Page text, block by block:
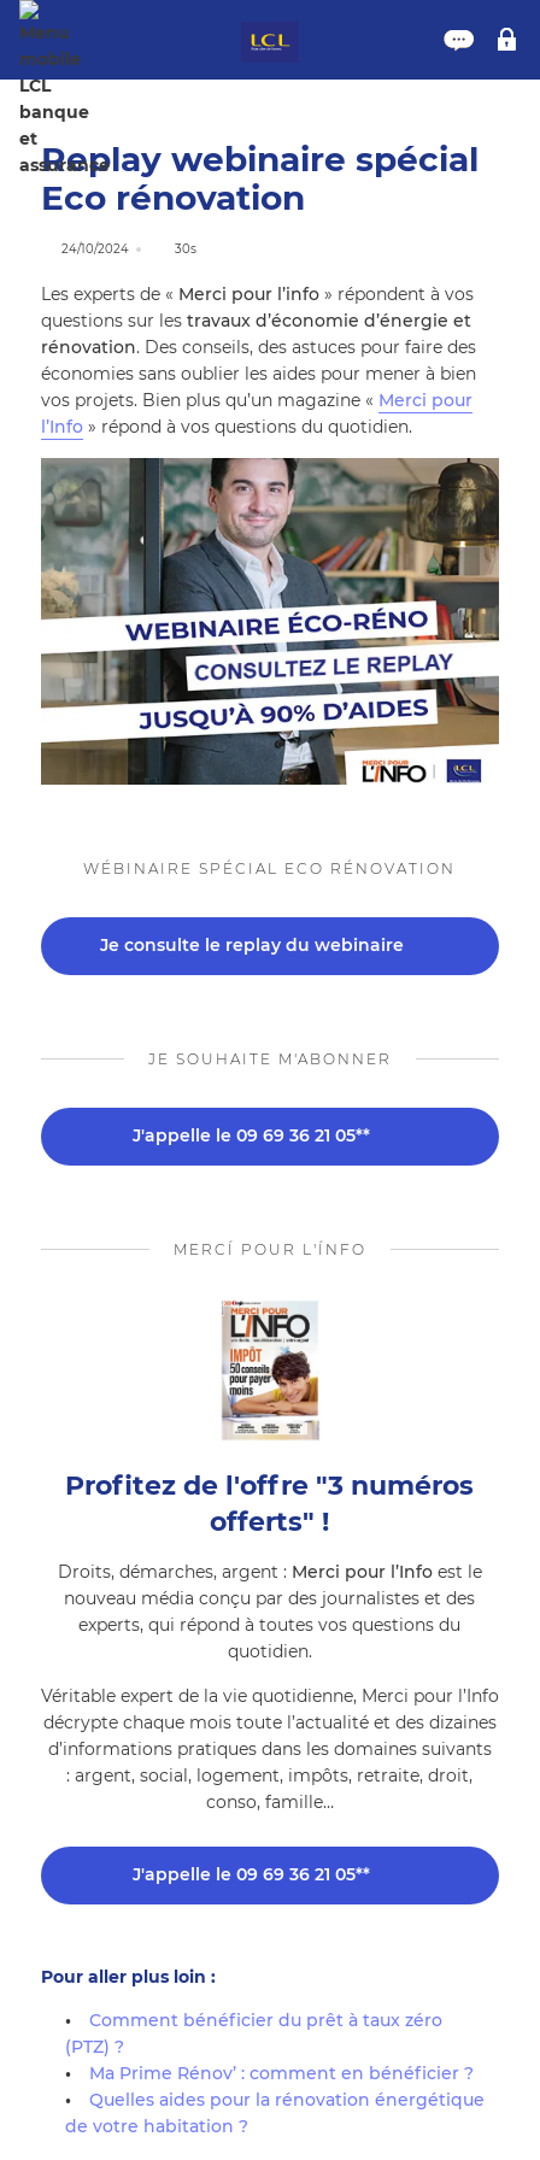
Replay webinaire spécial
Eco rénovation
24/10/2024 30s
Les experts de « Merci pour l’info» répondent à vos
questions sur lestravaux d’économie d’énergie et
rénovation. Des conseils, des astuces pour faire des
économies sans oublier les aides pour mener à bien
vos projets. Bien plus qu’un magazine « Merci pour
l’Info» répond à vos questions du quotidien.
WÉBINAIRE SPÉCIAL ECO RÉNOVATION
Je consulte le replay du webinaire
JE SOUHAITE M'ABONNER
J'appelle le 09 69 36 21 05**
MERCÍ POUR L'ÍNFO
Profitez de l'offre "3 numéros
offerts" !
Droits, démarches, argent : Merci pour l’Info est le
nouveau média conçu par des journalistes et des
experts, qui répond à toutes vos questions du
quotidien.
Véritable expert de la vie quotidienne, Merci pour l’Info
décrypte chaque mois toute l’actualité et des dizaines
d’informations pratiques dans les domaines suivants
: argent, social, logement, impôts, retraite, droit,
conso, famille…​
J'appelle le 09 69 36 21 05**
Pour aller plus loin :
Comment bénéficier du prêt à taux zéro
(PTZ) ?
Ma Prime Rénov’ : comment en bénéficier ?
Quelles aides pour la rénovation énergétique
de votre habitation ?